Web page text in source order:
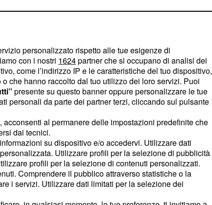
personalizzato rispetto alle tue esigenze di
con i nostri 1624partner che si occupano di analisi dei
come l’indirizzo IP e le caratteristiche del tuo dispositivo,
che hanno raccolto dal tuo utilizzo dei loro servizi. Puoi
presente su questo banner oppure personalizzare le tue
personali da parte dei partner terzi, cliccando sul pulsante
acconsenti al permanere delle impostazioni predefinite che
dai tecnici.
su dispositivo e/o accedervi. Utilizzare dati
Utilizzare profili per la selezione di pubblicità
profili per la selezione di contenuti personalizzati.
Comprendere il pubblico attraverso statistiche o la
i servizi. Utilizzare dati limitati per la selezione dei